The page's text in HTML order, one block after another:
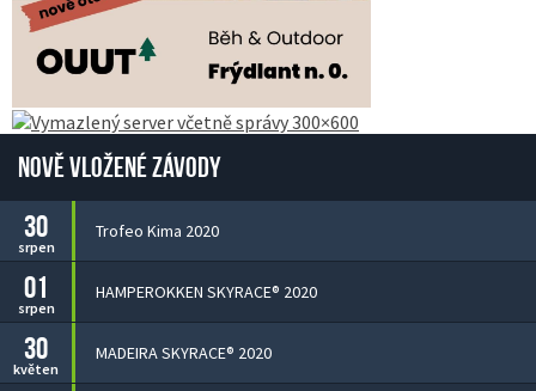
Nově vložené závody
30
srpen
Trofeo Kima 2020
01
srpen
HAMPEROKKEN SKYRACE® 2020
30
květen
MADEIRA SKYRACE® 2020